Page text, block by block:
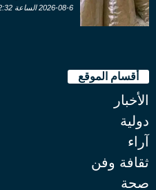
2026-08-6 الساعة 22:32
أقسام الموقع
الأخبار
دولية
آراء
ثقافة وفن
صحة